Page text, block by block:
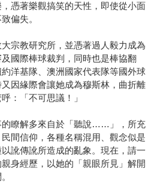
版比較像拍電影，是有一個想法
的一種共同創作，所以三采前面
買下內湖科學園區三百多坪的廠
采有員工十六人，非但已擁有攝
一式一樣的紅椅子，「我看到十
。為了讓椅子坐滿人，張輝明知
術書，也不能只有自製書，就像
果只有小籠包，它早就倒了。」
總經理或董事長，張輝明把自己
最好的團隊，充分授權。他必須
憑著樂觀搞笑的天性，即使從小面
偏失。
宗教研究所，並憑著過人毅力成為
國際棒球裁判，同時也是棒協翻
洋基隊、澳洲國家代表隊等國外球
因緣際會讓她成為穆斯林，曲折離
：「不可思議！」
的瞭解多來自於「聽說……」，所充
間信仰，各種名稱混用、觀念似是
訛傳訛所造成的亂象。現在，請一
身經歷，以她的「親眼所見」解開